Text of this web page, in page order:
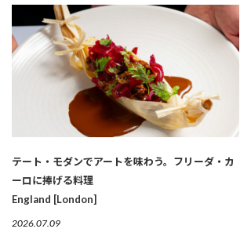
テート・モダンでアートを味わう。フリーダ・カ
ーロに捧げる料理
England [London]
2026.07.09